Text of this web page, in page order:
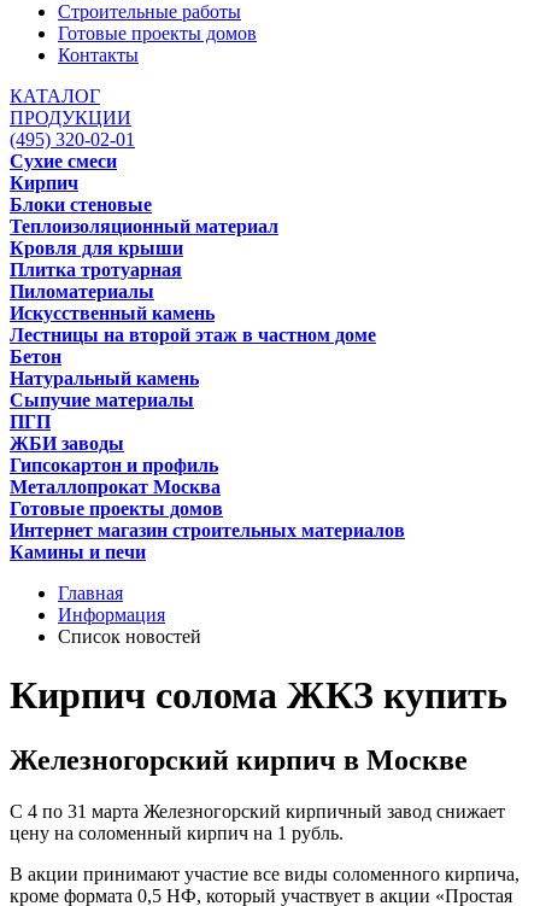
Строительные работы
Готовые проекты домов
Контакты
КАТАЛОГ
ПРОДУКЦИИ
(495) 320-02-01
Сухие смеси
Кирпич
Блоки стеновые
Теплоизоляционный материал
Кровля для крыши
Плитка тротуарная
Пиломатериалы
Искусственный камень
Лестницы на второй этаж в частном доме
Бетон
Натуральный камень
Сыпучие материалы
ПГП
ЖБИ заводы
Гипсокартон и профиль
Металлопрокат Москва
Готовые проекты домов
Интернет магазин строительных материалов
Камины и печи
Главная
Информация
Список новостей
Кирпич солома ЖКЗ купить
Железногорский кирпич в Москве
С 4 по 31 марта Железногорский кирпичный завод снижает
цену на соломенный кирпич на 1 рубль.
В акции принимают участие все виды соломенного кирпича,
кроме формата 0,5 НФ, который участвует в акции «Простая